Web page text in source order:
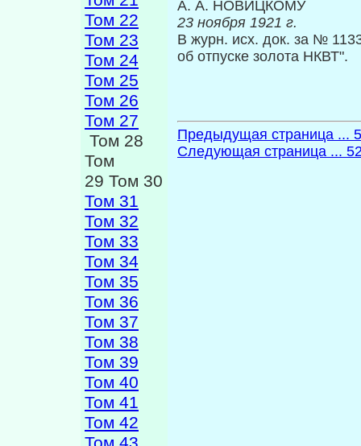
Том 22
Том 23
Том 24
Том 25
Том 26
Том 27
Том 28
Том
29 Том 30
Том 31
Том 32
Том 33
Том 34
Том 35
Том 36
Том 37
Том 38
Том 39
Том 40
Том 41
Том 42
А. А. НОВИЦКОМУ
23 ноября 1921 г.
В журн. исх. док. за №
об отпуске золота НКВТ".
Предыдущая страница ...
Следующая страница ...